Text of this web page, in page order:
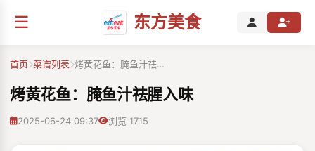
☰ 东方美食
首页 菜谱列表 烤黄花鱼：腌鱼汁祛…
烤黄花鱼：腌鱼汁祛腥入味
2025-06-24 09:37 浏览 1715